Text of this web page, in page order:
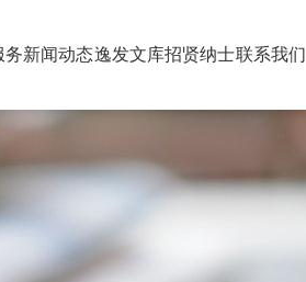
务新闻动态逸发文库招贤纳士联系我们